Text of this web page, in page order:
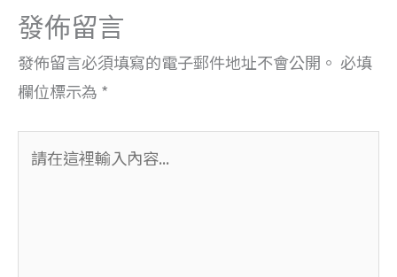
發佈留言
發佈留言必須填寫的電子郵件地址不會公開。 必填
欄位標示為 *
在